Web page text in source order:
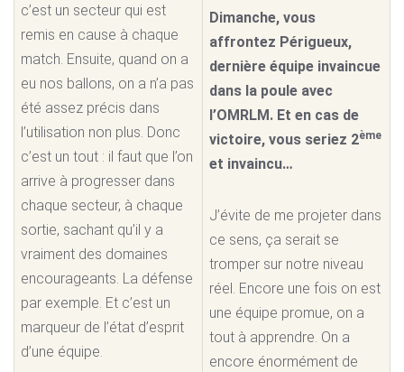
c’est un secteur qui est
remis en cause à chaque
match. Ensuite, quand on a
eu nos ballons, on a n’a pas
été assez précis dans
l’utilisation non plus. Donc
c’est un tout : il faut que l’on
arrive à progresser dans
chaque secteur, à chaque
sortie, sachant qu’il y a
vraiment des domaines
encourageants. La défense
par exemple. Et c’est un
marqueur de l’état d’esprit
d’une équipe.
Dimanche, vous
affrontez Périgueux,
dernière équipe invaincue
dans la poule avec
l’OMRLM. Et en cas de
victoire, vous seriez 2ème
et invaincu…
J’évite de me projeter dans
ce sens, ça serait se
tromper sur notre niveau
réel. Encore une fois on est
une équipe promue, on a
tout à apprendre. On a
encore énormément de